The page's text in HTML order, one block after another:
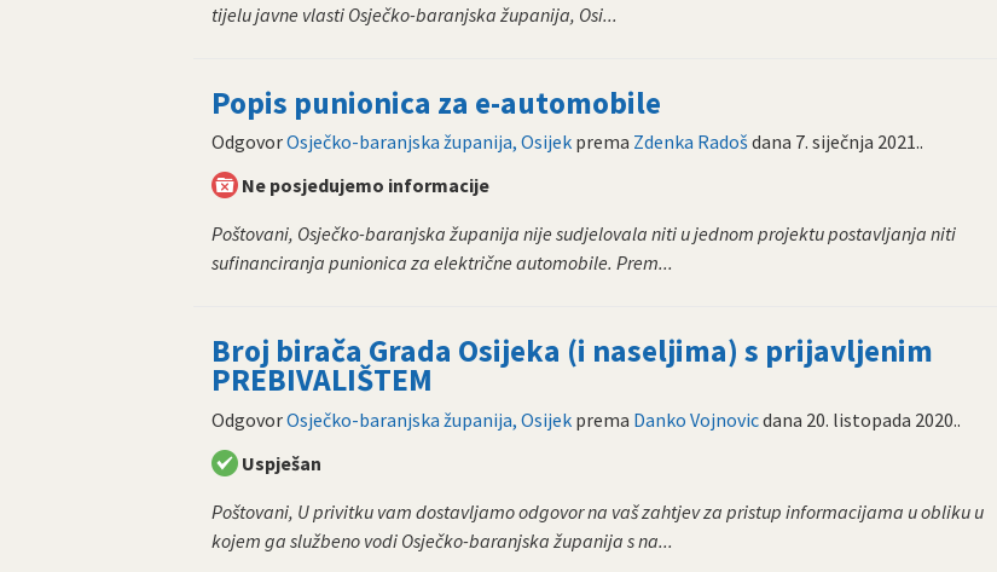
tijelu javne vlasti Osječko-baranjska županija, Osi...
Popis punionica za e-automobile
OdgovorOsječko-baranjska županija, Osijek prema Zdenka Radošdana 7. siječnja 2021..
Ne posjedujemo informacije
Poštovani, Osječko-baranjska županija nije sudjelovala niti u jednom projektu postavljanja niti
sufinanciranja punionica za električne automobile. Prem...
Broj birača Grada Osijeka (i naseljima) s prijavljenim
PREBIVALIŠTEM
OdgovorOsječko-baranjska županija, Osijek prema Danko Vojnovicdana 20. listopada 2020..
Uspješan
Poštovani, U privitku vam dostavljamo odgovor na vaš zahtjev za pristup informacijama u obliku u
kojem ga službeno vodi Osječko-baranjska županija s na...